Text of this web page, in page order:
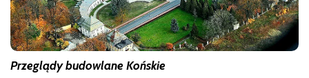
Przeglądy budowlane Końskie